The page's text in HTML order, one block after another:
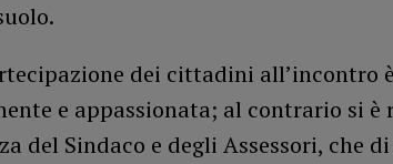
dei cittadini all’incontro
e appassionata; al contrario si
del Sindaco e degli Assessori, che